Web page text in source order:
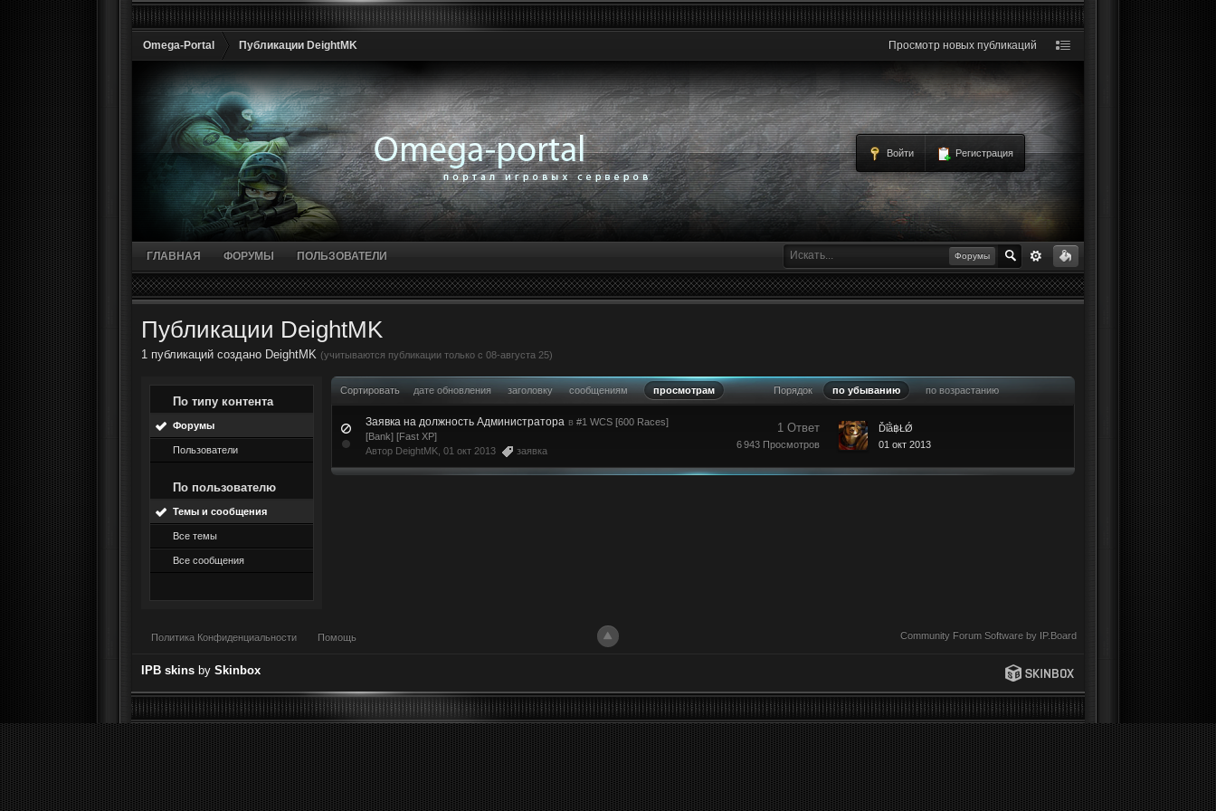
Omega-Portal Публикации DeightMK Просмотр новых публикаций
Войти Регистрация
Форумы
ГЛАВНАЯ ФОРУМЫ ПОЛЬЗОВАТЕЛИ
Публикации DeightMK
1 публикаций создано DeightMK (учитываются публикации только с 08-августа 25)
По типу контента
Форумы
Пользователи
По пользователю
Темы и сообщения
Все темы
Все сообщения
Сортировать дате обновления заголовку сообщениям просмотрам Порядок по убыванию по возрастанию
Заявка на должность Администратора в #1 WCS [600 Races]
[Bank] [Fast XP]
Автор DeightMK , 01 окт 2013 заявка
1 Ответ
6 943 Просмотров
Ďΐằ฿ŁǾ
01 окт 2013
Community Forum Software by IP.Board
Политика Конфиденциальности Помощь
IPB skins bySkinbox